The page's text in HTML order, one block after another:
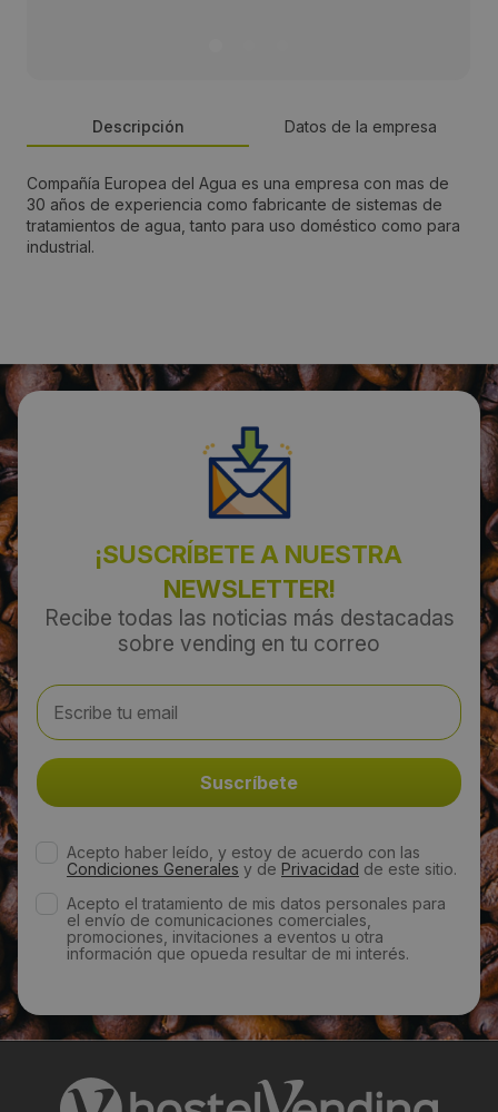
Descripción Datos de la empresa
Compañía Europea del Agua es una empresa con mas de
30 años de experiencia como fabricante de sistemas de
tratamientos de agua, tanto para uso doméstico como para
industrial.
Persona de contacto:
Sergio Cabrera
País:
España
Teléfono:
Email:
info@ceasaespana.com
https://ceasaventadirecta.es/
Visitas a producto:
¡SUSCRÍBETE A NUESTRA
NEWSLETTER!
Recibe todas las noticias más destacadas
sobre vending en tu correo
Acepto haber leído, y estoy de acuerdo con las
Condiciones Generales y de Privacidad de este sitio.
Acepto el tratamiento de mis datos personales para
el envío de comunicaciones comerciales,
promociones, invitaciones a eventos u otra
información que opueda resultar de mi interés.